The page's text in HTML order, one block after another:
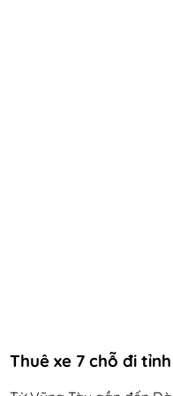
Thuê xe 7 chỗ đi